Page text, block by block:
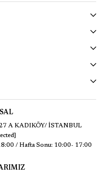
A KADIKÖY/ İSTANBUL
/ Hafta Sonu: 10:00- 17:00